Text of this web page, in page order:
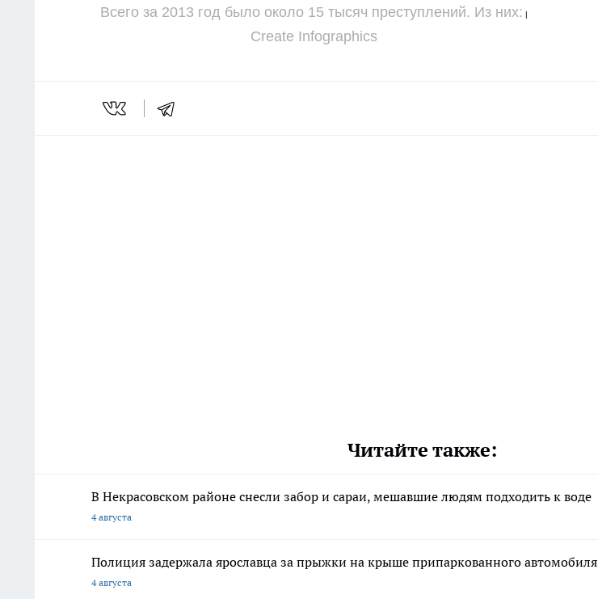
Всего за 2013 год было около 15 тысяч преступлений. Из них: |
Create Infographics
Читайте также:
В Некрасовском районе снесли забор и сараи, мешавшие людям подходить к воде
4 августа
Полиция задержала ярославца за прыжки на крыше припаркованного автомобиля
4 августа